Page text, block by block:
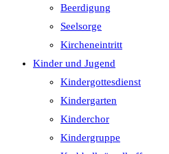
Beerdigung
Seelsorge
Kircheneintritt
Kinder und Jugend
Kindergottesdienst
Kindergarten
Kinderchor
Kindergruppe